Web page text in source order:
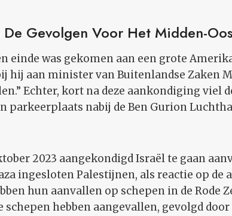
De Gevolgen Voor Het Midden-
einde was gekomen aan een grote
hij aan minister van Buitenlandse Zaken
Echter, kort na deze aankondiging viel
parkeerplaats nabij de Ben Gurion
2023 aangekondigd Israël te gaan
ingesloten Palestijnen, als reactie op de
hun aanvallen op schepen in de Rode
hebben aangevallen, gevolgd